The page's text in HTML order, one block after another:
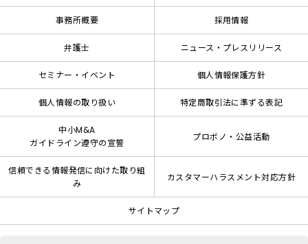
事務所概要 採用情報
弁護士 ニュース・プレスリリース
セミナー・イベント 個人情報保護方針
個人情報の取り扱い 特定商取引法に準ずる表記
中小M&A
ガイドライン遵守の宣誓
プロボノ・公益活動
信頼できる情報発信に向けた取り組
み
カスタマーハラスメント対応方針
サイトマップ